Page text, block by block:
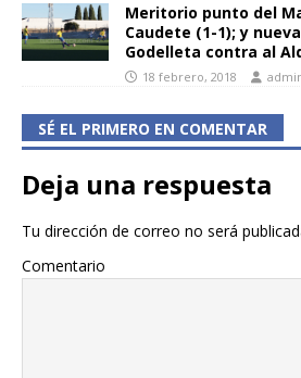
Meritorio punto del
Caudete (1-1); y
Godelleta contra al
18 febrero, 2018
SÉ EL PRIMERO EN COMENTAR
Deja una respuesta
Tu dirección de correo no será
Comentario